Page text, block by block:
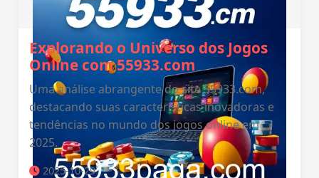
Explorando o Universo dos Jogos
Online com 55933.com
Uma análise abrangente do site 55933.com,
destacando suas características inovadoras e
tendências no mundo dos jogos online em
2025.
2025-10-29